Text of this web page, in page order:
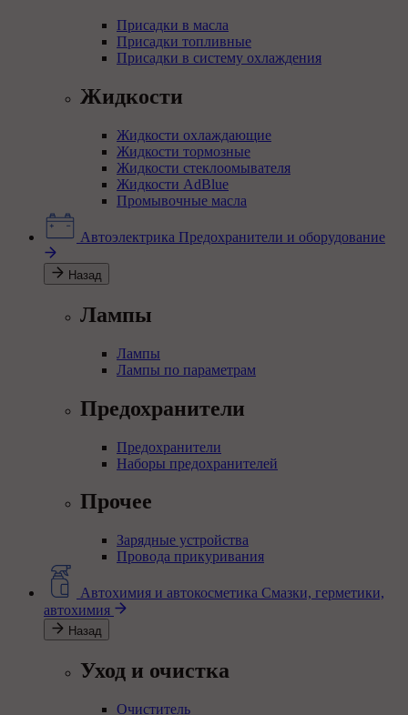
Присадки в масла
Присадки топливные
Присадки в систему охлаждения
Жидкости
Жидкости охлаждающие
Жидкости тормозные
Жидкости стеклоомывателя
Жидкости AdBlue
Промывочные масла
Автоэлектрика Предохранители и оборудование
Назад
Лампы
Лампы
Лампы по параметрам
Предохранители
Предохранители
Наборы предохранителей
Прочее
Зарядные устройства
Провода прикуривания
Автохимия и автокосметика Смазки, герметики,
автохимия
Назад
Уход и очистка
Очиститель